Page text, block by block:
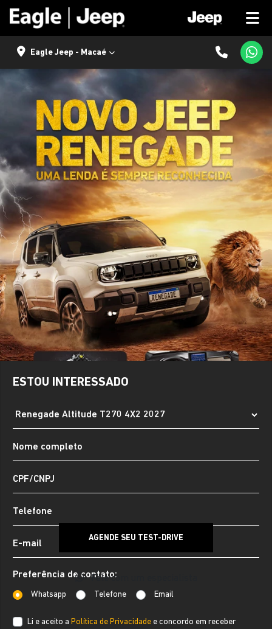
Eagle Jeep - Macaé
ESTOU INTERESSADO
Preferência de contato:
Whatsapp Telefone Email
Li e aceito a Política de Privacidade e concordo em receber
AGENDE SEU TEST-DRIVE
Fale com um especialista